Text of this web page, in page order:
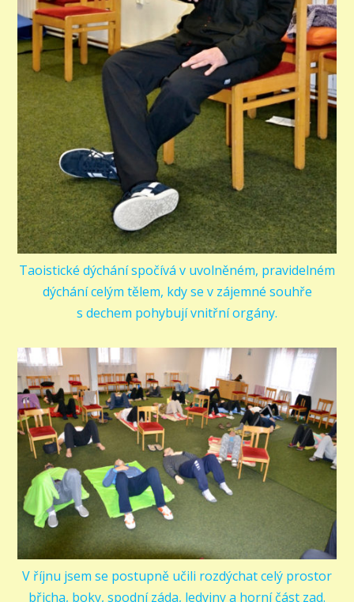
Taoistické dýchání spočívá v uvolněném, pravidelném
dýchání celým tělem, kdy se v zájemné souhře
s dechem pohybují vnitřní orgány.
V říjnu jsem se postupně učili rozdýchat celý prostor
břicha, boky, spodní záda, ledviny a horní část zad.